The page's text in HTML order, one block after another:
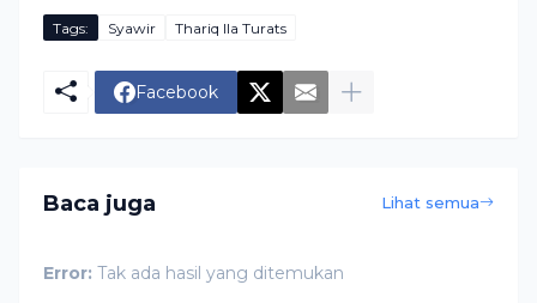
Tags: Syawir Thariq Ila Turats
Facebook
Baca juga Lihat semua
Error: Tak ada hasil yang ditemukan